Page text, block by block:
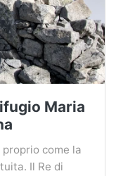
Maria
come la
Il Re di